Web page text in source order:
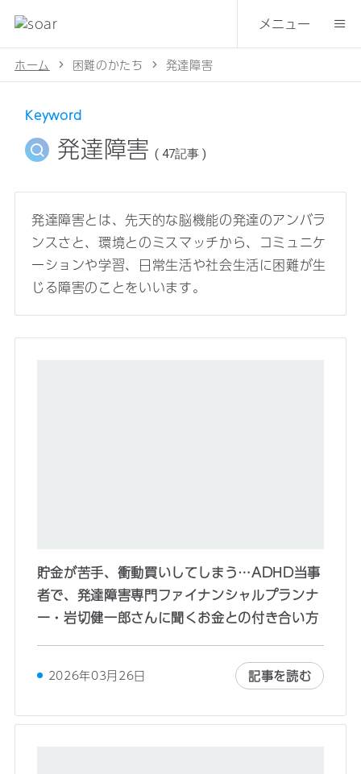
メニュー
ホーム 困難のかたち 発達障害
Keyword
発達障害 ( 47記事 )
発達障害とは、先天的な脳機能の発達のアンバラ
ンスさと、環境とのミスマッチから、コミュニケ
ーションや学習、日常生活や社会生活に困難が生
じる障害のことをいいます。
貯金が苦手、衝動買いしてしまう…ADHD当事
者で、発達障害専門ファイナンシャルプランナ
ー・岩切健一郎さんに聞くお金との付き合い方
2026年03月26日 記事を読む